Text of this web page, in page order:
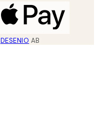
DESENIO AB